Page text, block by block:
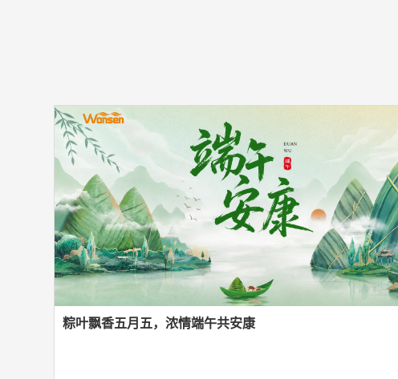
有机溶剂料浆的专用设备
面微生物消杀
适用于仅需外包装除尘、无表面灭菌要求的物料转
运工序
粽叶飘香五月五，浓情端午共安康